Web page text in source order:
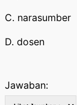
C. narasumber
D. dosen
Jawaban: